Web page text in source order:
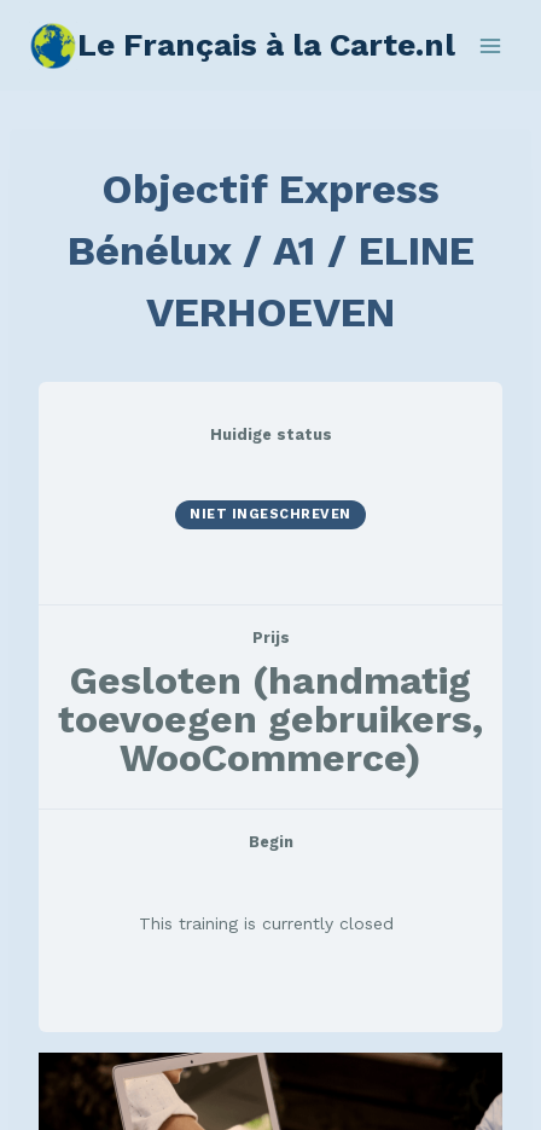
Le Français à la Carte.nl
Objectif Express
Bénélux / A1 / ELINE
VERHOEVEN
Huidige status
NIET INGESCHREVEN
Prijs
Gesloten (handmatig
toevoegen gebruikers,
WooCommerce)
Begin
This training is currently closed